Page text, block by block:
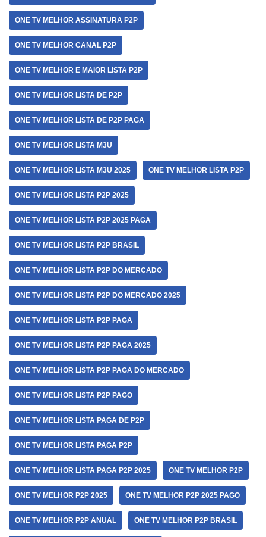
ONE TV MELHOR ASSINATURA P2P
ONE TV MELHOR CANAL P2P
ONE TV MELHOR E MAIOR LISTA P2P
ONE TV MELHOR LISTA DE P2P
ONE TV MELHOR LISTA DE P2P PAGA
ONE TV MELHOR LISTA M3U
ONE TV MELHOR LISTA M3U 2025 ONE TV MELHOR LISTA P2P
ONE TV MELHOR LISTA P2P 2025
ONE TV MELHOR LISTA P2P 2025 PAGA
ONE TV MELHOR LISTA P2P BRASIL
ONE TV MELHOR LISTA P2P DO MERCADO
ONE TV MELHOR LISTA P2P DO MERCADO 2025
ONE TV MELHOR LISTA P2P PAGA
ONE TV MELHOR LISTA P2P PAGA 2025
ONE TV MELHOR LISTA P2P PAGA DO MERCADO
ONE TV MELHOR LISTA P2P PAGO
ONE TV MELHOR LISTA PAGA DE P2P
ONE TV MELHOR LISTA PAGA P2P
ONE TV MELHOR LISTA PAGA P2P 2025 ONE TV MELHOR P2P
ONE TV MELHOR P2P 2025 ONE TV MELHOR P2P 2025 PAGO
ONE TV MELHOR P2P ANUAL ONE TV MELHOR P2P BRASIL